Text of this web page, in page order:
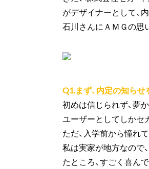
がデザイナーとして、
石川さんにＡＭＧの思
Q1.まず、内定の知ら
初めは信じられず、夢
ユーザーとしてしかセ
ただ、入学前から憧れ
私は実家が地方なので
たところ、すごく喜ん